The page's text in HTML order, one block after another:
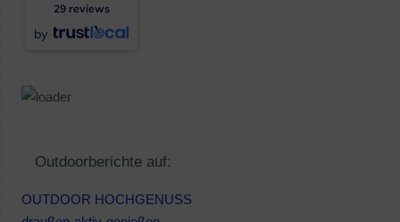
29 reviews
by
Outdoorberichte auf:
OUTDOOR HOCHGENUSS